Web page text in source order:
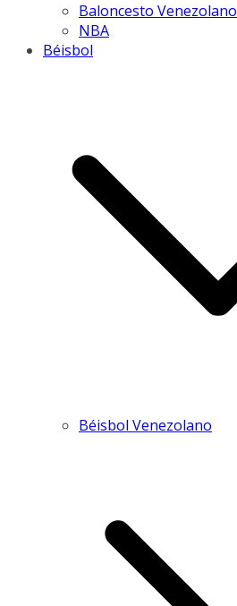
Baloncesto Venezolano
NBA
Béisbol
Béisbol Venezolano